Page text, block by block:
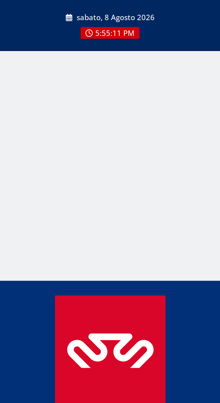
sabato, 8 Agosto 2026
5:55:12 PM